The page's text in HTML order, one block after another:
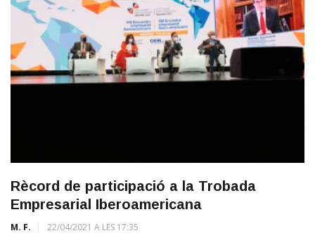
Rècord de participació a la Trobada
Empresarial Iberoamericana
M. F. 22/04/2021 A LES 17:35